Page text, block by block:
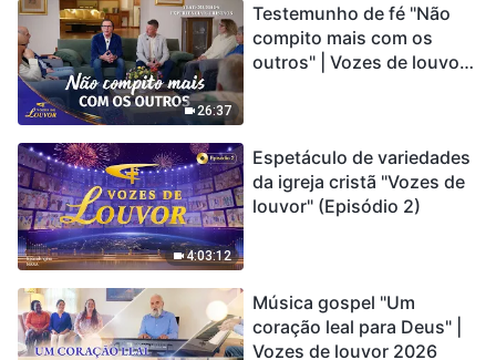
catástrofes ccontecem, a
humanidade está
entrando em contagem
26:37
Testemunho de fé "Não
compito mais com os
outros" | Vozes de louvor
4:03:12
Espetáculo de variedades
da igreja cristã "Vozes de
louvor" (Episódio 2)
Música gospel "Um
coração leal para Deus" |
Vozes de louvor 2026